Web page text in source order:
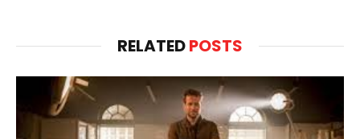
RELATEDPOSTS